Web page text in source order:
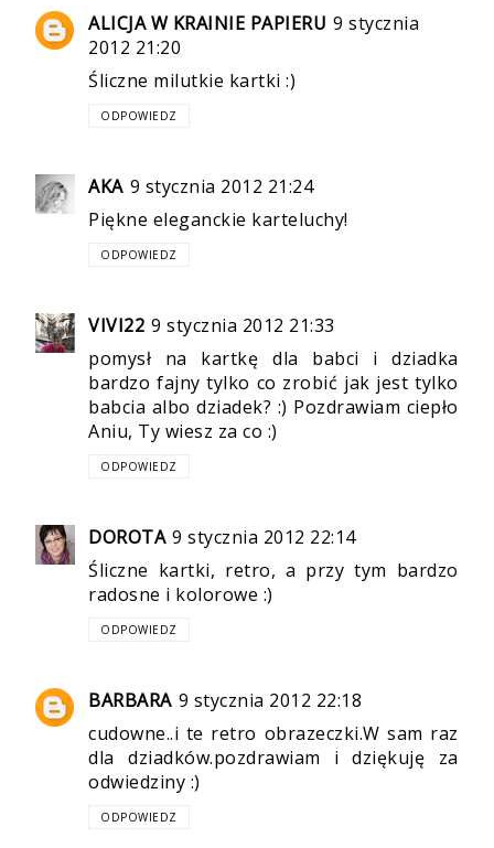
ALICJA W KRAINIE PAPIERU 9 stycznia
2012 21:20
Śliczne milutkie kartki :)
ODPOWIEDZ
AKA 9 stycznia 2012 21:24
Piękne eleganckie karteluchy!
ODPOWIEDZ
VIVI22 9 stycznia 2012 21:33
pomysł na kartkę dla babci i dziadka
bardzo fajny tylko co zrobić jak jest tylko
babcia albo dziadek? :) Pozdrawiam ciepło
Aniu, Ty wiesz za co :)
ODPOWIEDZ
DOROTA 9 stycznia 2012 22:14
Śliczne kartki, retro, a przy tym bardzo
radosne i kolorowe :)
ODPOWIEDZ
BARBARA 9 stycznia 2012 22:18
cudowne..i te retro obrazeczki.W sam raz
dla dziadków.pozdrawiam i dziękuję za
odwiedziny :)
ODPOWIEDZ